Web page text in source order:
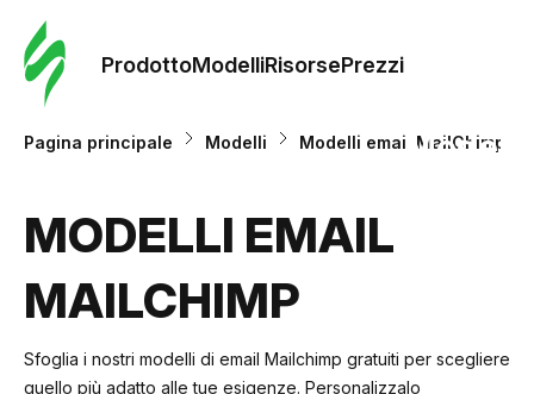
ProdottoModelliRisorsePrezzi
Modelli
Pagina principale Modelli Modelli email MailChimp
MODELLI EMAIL
MAILCHIMP
Sfoglia i nostri modelli di email Mailchimp gratuiti per scegliere
quello più adatto alle tue esigenze. Personalizzalo